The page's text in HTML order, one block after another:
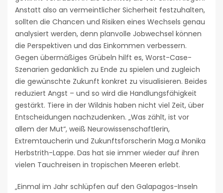
Anstatt also an vermeintlicher Sicherheit festzuhalten,
sollten die Chancen und Risiken eines Wechsels genau
analysiert werden, denn planvolle Jobwechsel können
die Perspektiven und das Einkommen verbessern.
Gegen übermäßiges Grübeln hilft es, Worst-Case-
Szenarien gedanklich zu Ende zu spielen und zugleich
die gewünschte Zukunft konkret zu visualisieren. Beides
reduziert Angst – und so wird die Handlungsfähigkeit
gestärkt. Tiere in der Wildnis haben nicht viel Zeit, über
Entscheidungen nachzudenken. „Was zählt, ist vor
allem der Mut“, weiß Neurowissenschaftlerin,
Extremtaucherin und Zukunftsforscherin Mag.a Monika
Herbstrith-Lappe. Das hat sie immer wieder auf ihren
vielen Tauchreisen in tropischen Meeren erlebt.
„Einmal im Jahr schlüpfen auf den Galapagos-Inseln